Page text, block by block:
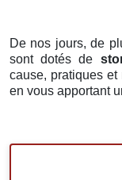
De nos jours, de
sont dotés de
cause, pratiques et
en vous apportant